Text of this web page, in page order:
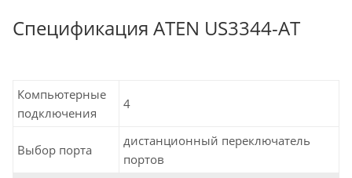
Спецификация ATEN US3344-AT
Компьютерные
подключения
4
Выбор порта
дистанционный переключатель
портов